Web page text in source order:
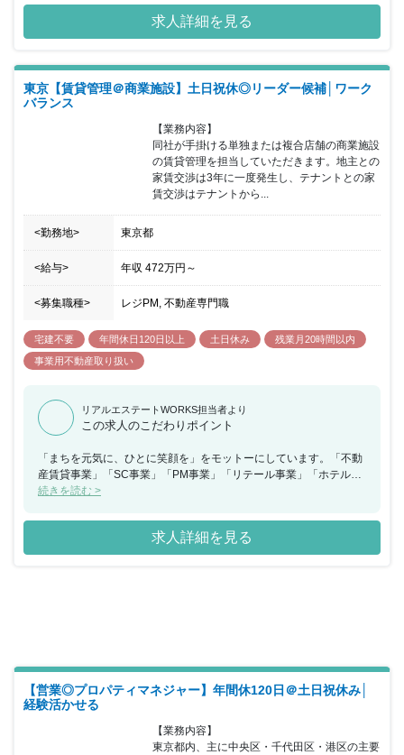
居者様の募集などをお任せできる方を募集することとなりました。
未経験の方でも挑戦していただけるように先輩社員のサポートもあ
りますので安心していただけます。また、キャリアアップのできる
年功序列ではない、正当な実力を評価受けることができます。入社
後、多くの経験を通して不動産のプロとなり、お客様の生涯のパー
トナーとしてお任せいただけるよう一緒に同社を盛り上げていただ
ける方を歓迎 ながら働いてみませんか？
求人詳細を見る
東京【賃貸管理＠商業施設】土日祝休◎リーダー候補│ワーク
バランス
【業務内容】
同社が手掛ける単独または複合店舗の商業施設
の賃貸管理を担当していただきます。地主との
家賃交渉は3年に一度発生し、テナントとの家
賃交渉はテナントから...
<勤務地> 東京都
<給与> 年収 472万円 ～
<募集職種> レジPM, 不動産専門職
宅建不要 年間休日120日以上 土日休み
残業月20時間以内
事業用不動産取り扱い
リアルエステートWORKS担当者より
この求人のこだわりポイント
「まちを元気に、ひとに笑顔を」をモットーにしています。「不動
産賃貸事業」「SC事業」「PM事業」「リテール事業」「ホテル事
業」を展開する大和ハウスグループの企業です！同社は、商業領域
ではなく、社会と共にどう成長していけるかについて同社の立場か
ら考えています。人と社会、未来の暮らしのあり方を描いていきた
いと願っています。 ワークライフバランス重視の環境でオンオフの
続きを読む >
求人詳細を見る
【営業◎プロパティマネジャー】年間休120日＠土日祝休み│
経験活かせる
【業務内容】
東京都内、主に中央区・千代田区・港区の主要